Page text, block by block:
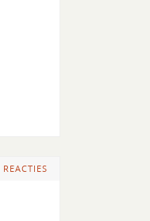
REACTIES